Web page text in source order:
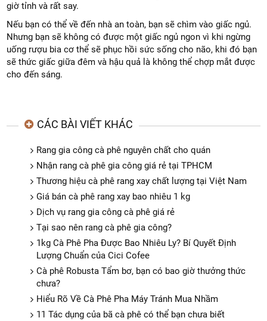
giờ tỉnh và rất say.
Nếu bạn có thể về đến nhà an toàn, bạn sẽ chìm vào giấc ngủ.
Nhưng bạn sẽ không có được một giấc ngủ ngon vì khi ngừng
uống rượu bia cơ thể sẽ phục hồi sức sống cho não, khi đó bạn
sẽ thức giấc giữa đêm và hậu quả là không thể chợp mắt được
cho đến sáng.
CÁC BÀI VIẾT KHÁC
Rang gia công cà phê nguyên chất cho quán
Nhận rang cà phê gia công giá rẻ tại TPHCM
Thương hiệu cà phê rang xay chất lượng tại Việt Nam
Giá bán cà phê rang xay bao nhiêu 1 kg
Dịch vụ rang gia công cà phê giá rẻ
Tại sao nên rang cà phê gia công?
1kg Cà Phê Pha Được Bao Nhiêu Ly? Bí Quyết Định
Lượng Chuẩn của Cici Cofee
Cà phê Robusta Tẩm bơ, bạn có bao giờ thưởng thức
chưa?
Hiểu Rõ Về Cà Phê Pha Máy Tránh Mua Nhầm
11 Tác dụng của bã cà phê có thể bạn chưa biết